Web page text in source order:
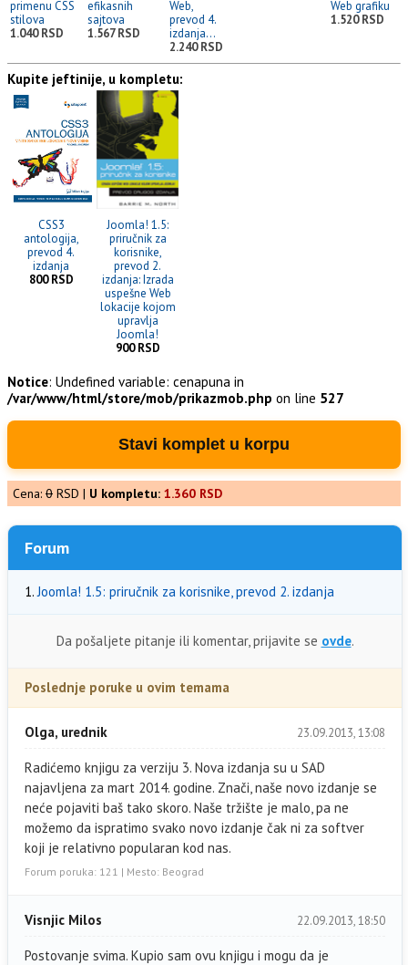
primenu CSS
stilova
1.040 RSD
efikasnih
sajtova
1.567 RSD
Web,
prevod 4.
izdanja...
2.240 RSD
Web grafiku
1.520 RSD
Kupite jeftinije, u kompletu:
CSS3
antologija,
prevod 4.
izdanja
800 RSD
Joomla! 1.5:
priručnik za
korisnike,
prevod 2.
izdanja: Izrada
uspešne Web
lokacije kojom
upravlja
Joomla!
900 RSD
Notice: Undefined variable: cenapuna in
/var/www/html/store/mob/prikazmob.php on line 527
Stavi komplet u korpu
Cena: 0 RSD | U kompletu: 1.360 RSD
Forum
1. Joomla! 1.5: priručnik za korisnike, prevod 2. izdanja
Da pošaljete pitanje ili komentar, prijavite se ovde.
Poslednje poruke u ovim temama
Olga, urednik 23.09.2013, 13:08
Radićemo knjigu za verziju 3. Nova izdanja su u SAD
najavljena za mart 2014. godine. Znači, naše novo izdanje se
neće pojaviti baš tako skoro. Naše tržište je malo, pa ne
možemo da ispratimo svako novo izdanje čak ni za softver
koji je relativno popularan kod nas.
Forum poruka: 121 | Mesto: Beograd
Visnjic Milos 22.09.2013, 18:50
Postovanje svima. Kupio sam ovu knjigu i mogu da je